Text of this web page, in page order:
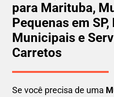
para Marituba,
Pequenas em SP,
Municipais e
Carretos
Se você precisa de uma